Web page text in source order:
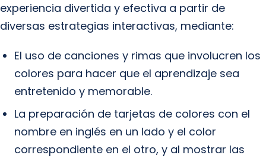
experiencia divertida y efectiva a partir de
diversas estrategias interactivas, mediante:
El uso de canciones y rimas que involucren los
colores para hacer que el aprendizaje sea
entretenido y memorable.
La preparación de tarjetas de colores con el
nombre en inglés en un lado y el color
correspondiente en el otro, y al mostrar las